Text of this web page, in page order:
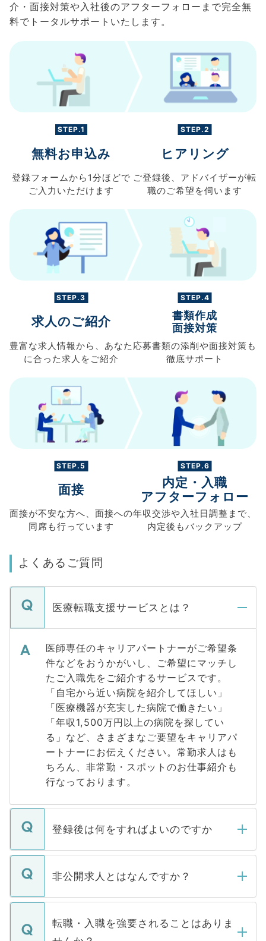
介・面接対策や入社後のアフターフォローまで完全無
料でトータルサポートいたします。
STEP.1
無料お申込み
登録フォームから 1分ほどで
ご入力 いただけます
STEP.2
ヒアリング
ご登録後、 アドバイザーが転
職のご希望を伺います
STEP.3
求人のご紹介
豊富な求人情報から、 あなた
に合った求人を ご紹介
STEP.4
書類作成
面接対策
応募書類の添削や面接対策も
徹底サポート
STEP.5
面接
面接が不安な方へ、 面接への
同席も行っています
STEP.6
内定・入職
アフターフォロー
年収交渉や入社日調整まで、
内定後もバックアップ
よくあるご質問
医療転職支援サービスとは？
医師専任のキャリアパートナーがご希望条
件などをおうかがいし、ご希望にマッチし
たご入職先をご紹介するサービスです。
「自宅から近い病院を紹介してほしい」
「医療機器が充実した病院で働きたい」
「年収1,500万円以上の病院を探してい
る」など、さまざまなご要望をキャリアパ
ートナーにお伝えください。常勤求人はも
ちろん、非常勤・スポットのお仕事紹介も
行なっております。
登録後は何をすればよいのですか
ご登録いただきましたら、弊社担当者がご
登録内容を確認し、その後メールもしくは
ます。通常、5営業日以内にはご連絡をせて
いただきますので、しばらくお待ちくださ
非公開求人とはなんですか？
マイナビDOCTORで取り扱っている求人の
うち約3割は、Webサイトからご覧いただ
けない「非公開求人」です。非公開求人は
転職・入職を強要されることはありま